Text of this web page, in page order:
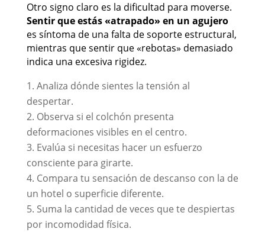
Otro signo claro es la dificultad para moverse.
Sentir que estás «atrapado» en un agujero
es síntoma de una falta de soporte estructural,
mientras que sentir que «rebotas» demasiado
indica una excesiva rigidez.
Analiza dónde sientes la tensión al
despertar.
Observa si el colchón presenta
deformaciones visibles en el centro.
Evalúa si necesitas hacer un esfuerzo
consciente para girarte.
Compara tu sensación de descanso con la de
un hotel o superficie diferente.
Suma la cantidad de veces que te despiertas
por incomodidad física.